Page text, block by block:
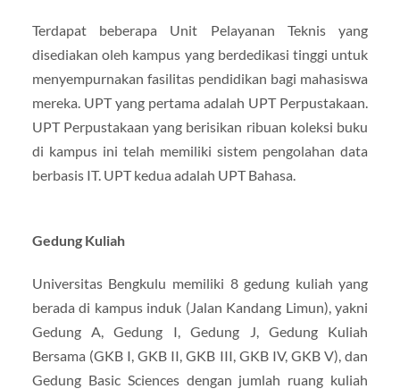
Terdapat beberapa Unit Pelayanan Teknis yang
disediakan oleh kampus yang berdedikasi tinggi untuk
menyempurnakan fasilitas pendidikan bagi mahasiswa
mereka. UPT yang pertama adalah UPT Perpustakaan.
UPT Perpustakaan yang berisikan ribuan koleksi buku
di kampus ini telah memiliki sistem pengolahan data
berbasis IT. UPT kedua adalah UPT Bahasa.
Gedung Kuliah
Universitas Bengkulu memiliki 8 gedung kuliah yang
berada di kampus induk (Jalan Kandang Limun), yakni
Gedung A, Gedung I, Gedung J, Gedung Kuliah
Bersama (GKB I, GKB II, GKB III, GKB IV, GKB V), dan
Gedung Basic Sciences dengan jumlah ruang kuliah